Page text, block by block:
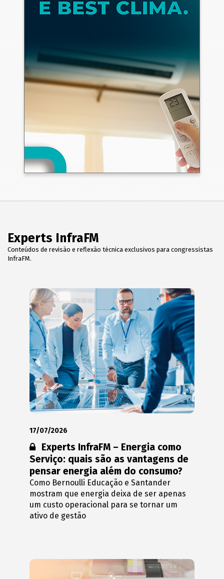
Experts InfraFM
Conteúdos de revisão e reflexão técnica exclusivos para congressistas
InfraFM.
17/07/2026
Conteúdo restrito:
Experts InfraFM – Energia como
Serviço: quais são as vantagens de
pensar energia além do consumo?
Como Bernoulli Educação e Santander
mostram que energia deixa de ser apenas
um custo operacional para se tornar um
ativo de gestão